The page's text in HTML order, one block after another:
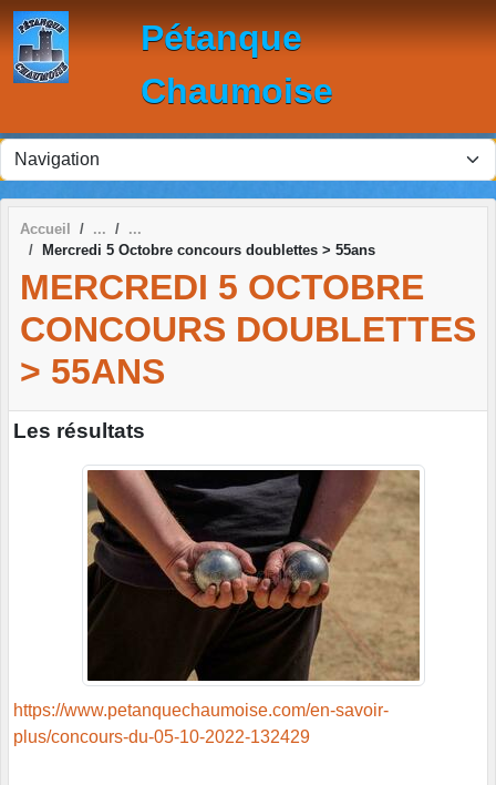
Pétanque
Chaumoise
Accueil
Mercredi 5 Octobre concours doublettes > 55ans
MERCREDI 5 OCTOBRE
CONCOURS DOUBLETTES
> 55ANS
Les résultats
https://www.petanquechaumoise.com/en-savoir-
plus/concours-du-05-10-2022-132429
Panneau de gestion des cookies